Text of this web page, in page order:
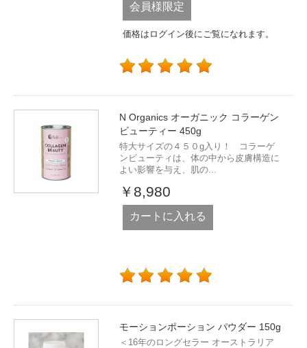
会員様限定
価格はログイン後にご覧になれます。
N Organics オーガニック コラーゲン
ビューティー 450g
特大サイズの４５０g入り！ コラーゲ
ンビューティは、体の中から皮膚構造に
よい影響を与え、肌の...
￥8,980
カートに入れる
モーションポーション パウダー 150g
＜16年のロングセラー オーストラリア